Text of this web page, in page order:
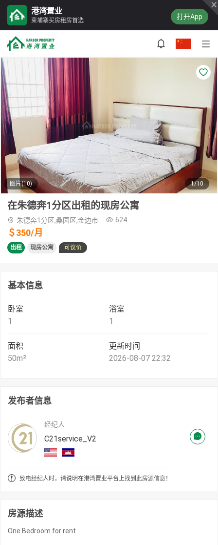
港湾置业
柬埔寨买房租房首选 打开App
图片(10) 1/10
在朱德奔1分区出租的现房公寓
朱德奔1分区,桑园区,金边市 624
＄350/月
出租 现房公寓 可议价
基本信息
卧室
1
浴室
1
面积
50m²
更新时间
2026-08-07 22:32
发布者信息
经纪人
C21service_V2
致电经纪人时，请说明在港湾置业平台上找到此房源信息！
房源描述
One Bedroom for rent